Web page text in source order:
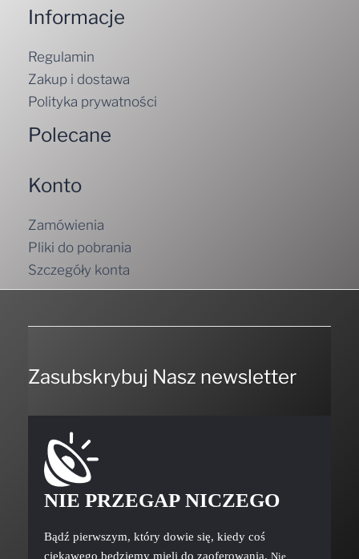
Informacje
Regulamin
Zakup i dostawa
Polityka prywatności
Polecane
Konto
Zamówienia
Pliki do pobrania
Szczegóły konta
Zasubskrybuj Nasz newsletter
NIE PRZEGAP NICZEGO
Bądź pierwszym, który dowie się, kiedy coś
ciekawego będziemy mieli do zaoferowania. Nie